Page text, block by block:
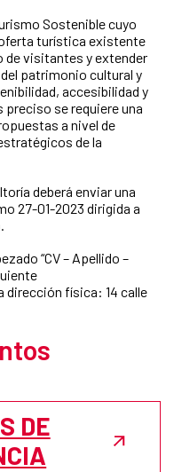
Sostenible cuyo
turística existente
de visitantes y extender
patrimonio cultural y
accesibilidad y
preciso se requiere una
a nivel de
de la
deberá enviar una
27-01-2023 dirigida a
“CV – Apellido –
dirección física: 14 calle
DE